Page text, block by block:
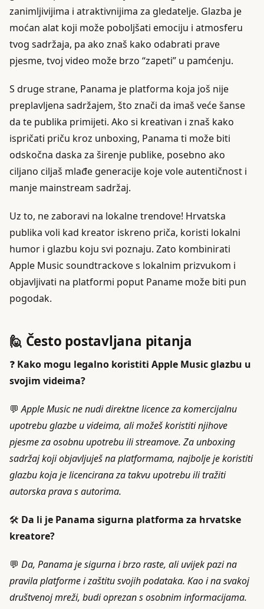
zanimljivijima i atraktivnijima za gledatelje. Glazba je
moćan alat koji može poboljšati emociju i atmosferu
tvog sadržaja, pa ako znaš kako odabrati prave
pjesme, tvoj video može brzo “zapeti” u pamćenju.
S druge strane, Panama je platforma koja još nije
preplavljena sadržajem, što znači da imaš veće šanse
da te publika primijeti. Ako si kreativan i znaš kako
ispričati priču kroz unboxing, Panama ti može biti
odskočna daska za širenje publike, posebno ako
ciljano ciljaš mlađe generacije koje vole autentičnost i
manje mainstream sadržaj.
Uz to, ne zaboravi na lokalne trendove! Hrvatska
publika voli kad kreator iskreno priča, koristi lokalni
humor i glazbu koju svi poznaju. Zato kombinirati
Apple Music soundtrackove s lokalnim prizvukom i
objavljivati na platformi poput Paname može biti pun
pogodak.
🙋 Često postavljana pitanja
❓ Kako mogu legalno koristiti Apple Music glazbu u
svojim videima?
💬Apple Music ne nudi direktne licence za komercijalnu
upotrebu glazbe u videima, ali možeš koristiti njihove
pjesme za osobnu upotrebu ili streamove. Za unboxing
sadržaj koji objavljuješ na platformama, najbolje je koristiti
glazbu koja je licencirana za takvu upotrebu ili tražiti
autorska prava s autorima.
🛠️ Da li je Panama sigurna platforma za hrvatske
kreatore?
💬 Da, Panama je sigurna i brzo raste, ali uvijek pazi na
pravila platforme i zaštitu svojih podataka. Kao i na svakoj
društvenoj mreži, budi oprezan s osobnim informacijama.